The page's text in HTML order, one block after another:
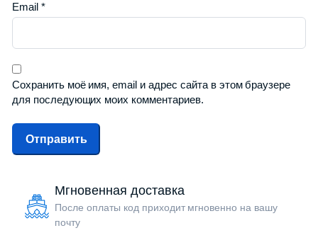
Email *
Сохранить моё имя, email и адрес сайта в этом браузере
для последующих моих комментариев.
Мгновенная доставка
После оплаты код приходит мгновенно на вашу
почту